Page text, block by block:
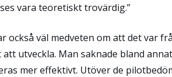
vara teoretiskt trovärdig.”
också väl medveten om att det var
att utveckla. Man saknade bland
mer effektivt. Utöver de